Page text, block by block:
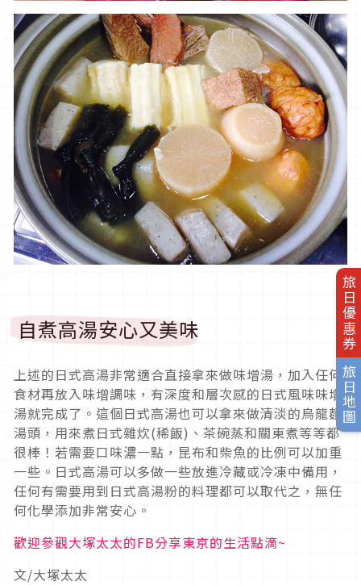
旅日優惠券
旅日地圖
自煮高湯安心又美味
上述的日式高湯非常適合直接拿來做味增湯，加入任何
食材再放入味增調味，有深度和層次感的日式風味味增
湯就完成了。這個日式高湯也可以拿來做清淡的烏龍麵
湯頭，用來煮日式雜炊(稀飯)、茶碗蒸和關東煮等等都
很棒！若需要口味濃一點，昆布和柴魚的比例可以加重
一些。日式高湯可以多做一些放進冷藏或冷凍中備用，
任何有需要用到日式高湯粉的料理都可以取代之，無任
何化學添加非常安心。
歡迎參觀大塚太太的FB分享東京的生活點滴~
文/大塚太太